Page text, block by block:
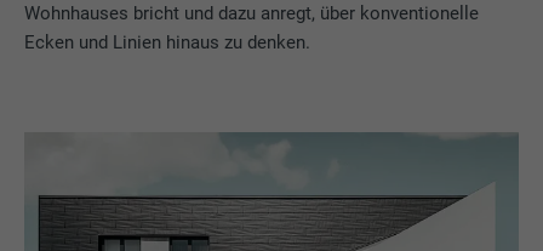
Wohnhauses bricht und dazu anregt, über konventionelle
Ecken und Linien hinaus zu denken.